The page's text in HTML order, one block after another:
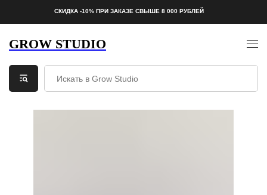
СКИДКА -10% ПРИ ЗАКАЗЕ СВЫШЕ 8 000 РУБЛЕЙ
GROW STUDIO